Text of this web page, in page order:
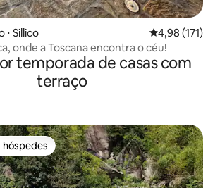
⋅ Sillico 4,98 de uma
4,98 (171)
onde a Toscana encontra o céu!
temporada de casas com
terraço
preferidos dos hóspedes
hóspedes